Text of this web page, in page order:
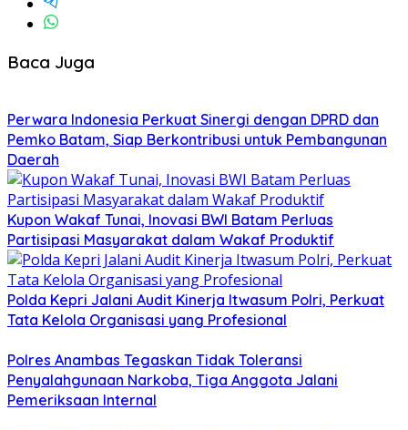
Baca Juga
Perwara Indonesia Perkuat Sinergi dengan DPRD dan
Pemko Batam, Siap Berkontribusi untuk Pembangunan
Daerah
Kupon Wakaf Tunai, Inovasi BWI Batam Perluas
Partisipasi Masyarakat dalam Wakaf Produktif
Polda Kepri Jalani Audit Kinerja Itwasum Polri, Perkuat
Tata Kelola Organisasi yang Profesional
Polres Anambas Tegaskan Tidak Toleransi
Penyalahgunaan Narkoba, Tiga Anggota Jalani
Pemeriksaan Internal